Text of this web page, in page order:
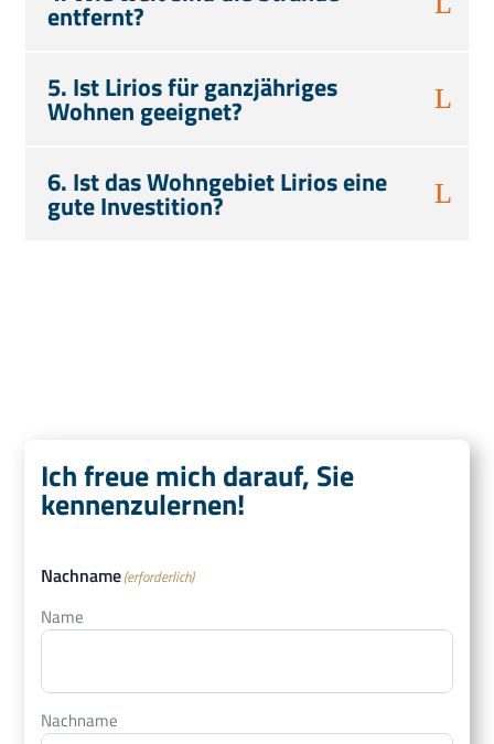
entfernt?
5. Ist Lirios für ganzjähriges
Wohnen geeignet?
6. Ist das Wohngebiet Lirios eine
gute Investition?
Ich freue mich darauf, Sie
kennenzulernen!
Nachname(erforderlich)
Name
Nachname